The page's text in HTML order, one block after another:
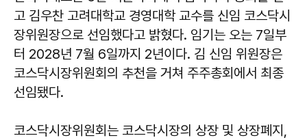
고 김우찬 고려대학교 경영대학 교수를 신임 코스닥시
장위원장으로 선임했다고 밝혔다. 임기는 오는 7일부
터 2028년 7월 6일까지 2년이다. 김 신임 위원장은
코스닥시장위원회의 추천을 거쳐 주주총회에서 최종
선임됐다.
코스닥시장위원회는 코스닥시장의 상장 및 상장폐지,